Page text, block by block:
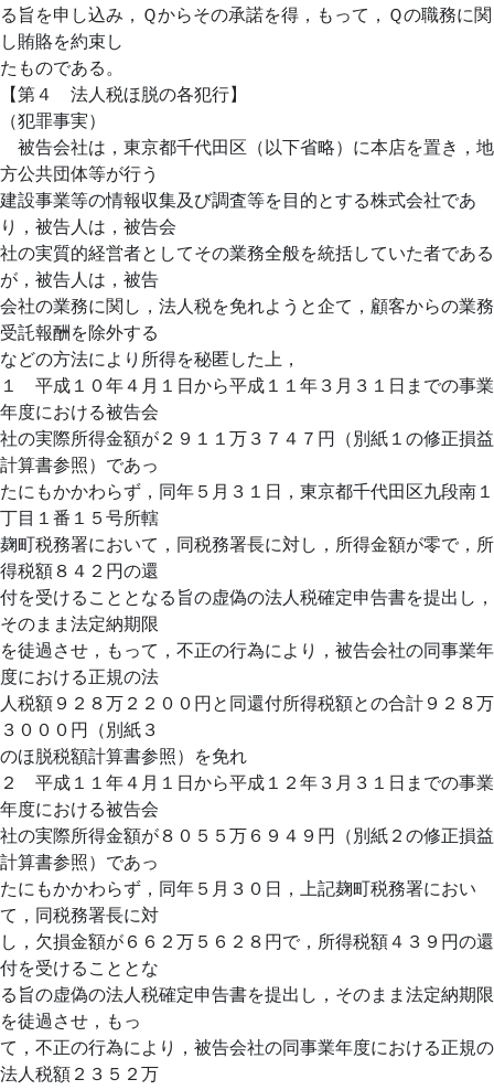
る旨を申し込み，Ｑからその承諾を得，もって，Ｑの職務に関
し賄賂を約束し
たものである。
【第４ 法人税ほ脱の各犯行】
（犯罪事実）
被告会社は，東京都千代田区（以下省略）に本店を置き，地
方公共団体等が行う
建設事業等の情報収集及び調査等を目的とする株式会社であ
り，被告人は，被告会
社の実質的経営者としてその業務全般を統括していた者である
が，被告人は，被告
会社の業務に関し，法人税を免れようと企て，顧客からの業務
受託報酬を除外する
などの方法により所得を秘匿した上，
１ 平成１０年４月１日から平成１１年３月３１日までの事業
年度における被告会
社の実際所得金額が２９１１万３７４７円（別紙１の修正損益
計算書参照）であっ
たにもかかわらず，同年５月３１日，東京都千代田区九段南１
丁目１番１５号所轄
麹町税務署において，同税務署長に対し，所得金額が零で，所
得税額８４２円の還
付を受けることとなる旨の虚偽の法人税確定申告書を提出し，
そのまま法定納期限
を徒過させ，もって，不正の行為により，被告会社の同事業年
度における正規の法
人税額９２８万２２００円と同還付所得税額との合計９２８万
３０００円（別紙３
のほ脱税額計算書参照）を免れ
２ 平成１１年４月１日から平成１２年３月３１日までの事業
年度における被告会
社の実際所得金額が８０５５万６９４９円（別紙２の修正損益
計算書参照）であっ
たにもかかわらず，同年５月３０日，上記麹町税務署におい
て，同税務署長に対
し，欠損金額が６６２万５６２８円で，所得税額４３９円の還
付を受けることとな
る旨の虚偽の法人税確定申告書を提出し，そのまま法定納期限
を徒過させ，もっ
て，不正の行為により，被告会社の同事業年度における正規の
法人税額２３５２万